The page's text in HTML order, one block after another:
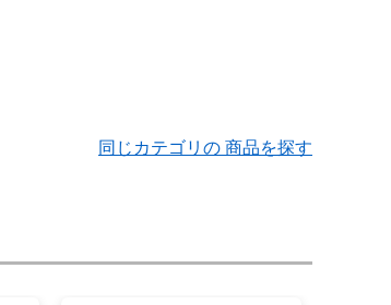
同じカテゴリの 商品を探す